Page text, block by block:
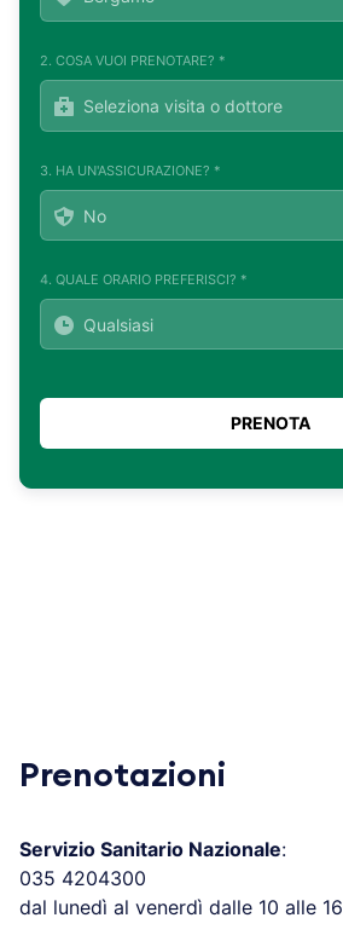
2. COSA VUOI PRENOTARE? *
3. HA UN'ASSICURAZIONE? *
4. QUALE ORARIO PREFERISCI? *
Prenotazioni
Servizio Sanitario Nazionale:
035 4204300
dal lunedì al venerdì dalle 10 alle 16